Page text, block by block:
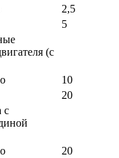
2,5
5
(с
10
20
с
20